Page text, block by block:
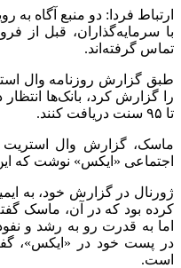
ارتباط فردا: دو منبع آگاه به
با سرمایه‌گذاران، قبل از
تماس گرفته‌اند.
طبق گزارش روزنامه وال
تا ۹۵ سنت دریافت کنند.
ماسک، گزارش وال استریت
اجتماعی «ایکس» نوشت که
ژورنال در گزارش خود، به
کرده بود که در آن، ماسک
اما به قدرت رو به رشد و
در پست خود در «ایکس»،
است.